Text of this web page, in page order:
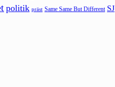
politik präst Same Same But Different SJ